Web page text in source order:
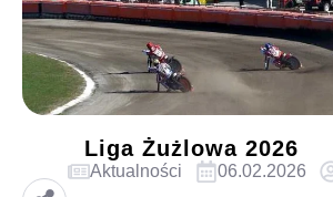
Liga Żużlowa 2026
Aktualności 06.02.2026